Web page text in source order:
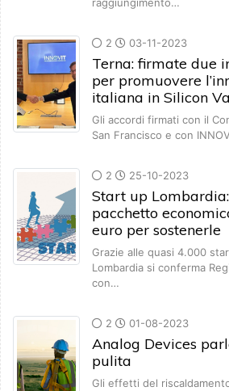
2 03-11-2023
Terna: firmate due
per promuovere
italiana in Silicon
Gli accordi firmati con il
San Francisco e con
2 25-10-2023
Start up
pacchetto
euro per sostenerle
Grazie alle quasi 4.000
Lombardia si conferma
con…
2 01-08-2023
Analog Devices
pulita
Gli effetti del